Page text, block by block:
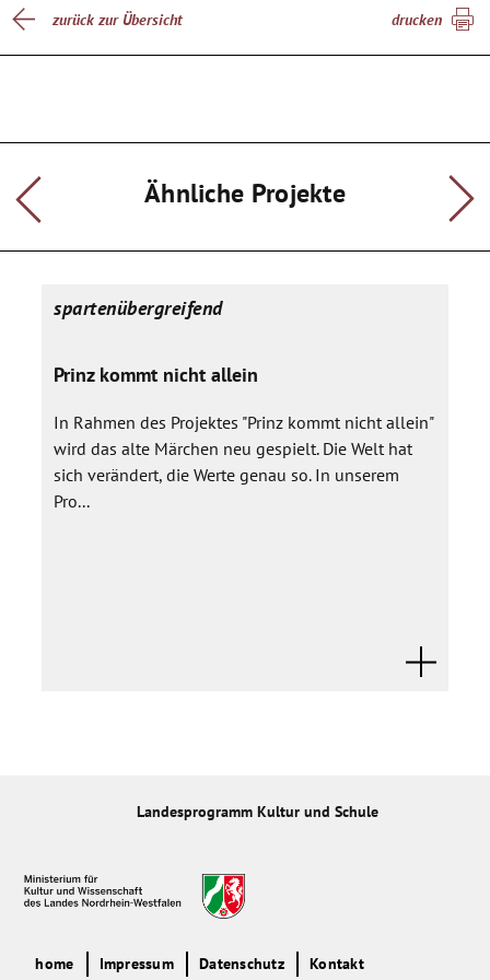
Besonderen wird filmisch festgehalten. Außerdem wird
Toleranz und das Thema Unterschiede wahrnehmen und
Kompetenzen erweitern, stoßen aber auch immer wieder
durch die Arbeit mit dem Thema »Aus dem Rahmen fallen«
auf die Themen wie Toleranz, Andersartigkeit und Akzeptanz.
Es wird eine abschließende Ausstellung stattfinden und eine
zurück zur Übersicht drucken
Ähnliche Projekte
spartenübergreifend
Prinz kommt nicht allein
In Rahmen des Projektes "Prinz kommt nicht allein"
wird das alte Märchen neu gespielt. Die Welt hat
sich verändert, die Werte genau so. In unserem
Pro...
Landesprogramm Kultur und Schule
home Impressum Datenschutz Kontakt